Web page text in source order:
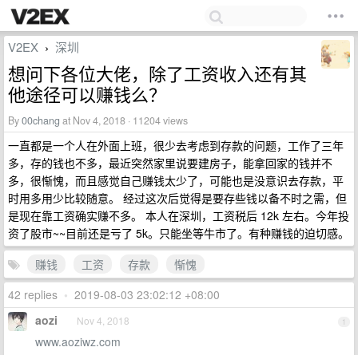
V2EX › 深圳
想问下各位大佬，除了工资收入还有其
他途径可以赚钱么？
By00chang at Nov 4, 2018 · 11204 views
一直都是一个人在外面上班，很少去考虑到存款的问题，工作了三年
多，存的钱也不多，最近突然家里说要建房子，能拿回家的钱并不
多，很惭愧，而且感觉自己赚钱太少了，可能也是没意识去存款，平
时用多用少比较随意。 经过这次后觉得是要存些钱以备不时之需，但
是现在靠工资确实赚不多。 本人在深圳，工资税后 12k 左右。今年投
资了股市~~目前还是亏了 5k。只能坐等牛市了。有种赚钱的迫切感。
赚钱
工资 存款
惭愧
42 replies • 2019-08-03 23:02:12 +08:00
1
aozi Nov 4, 2018
www.aoziwz.com